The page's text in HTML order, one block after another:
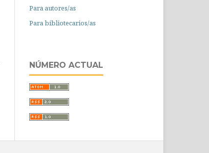
Para autores/as
Para bibliotecarios/as
NÚMERO ACTUAL